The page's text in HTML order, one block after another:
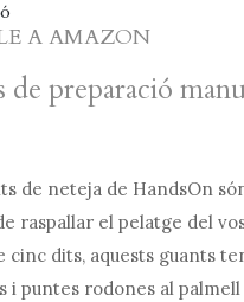
A AMAZON
de preparació
de neteja de HandsOn
raspallar el pelatge del
cinc dits, aquests guants
i puntes rodones al